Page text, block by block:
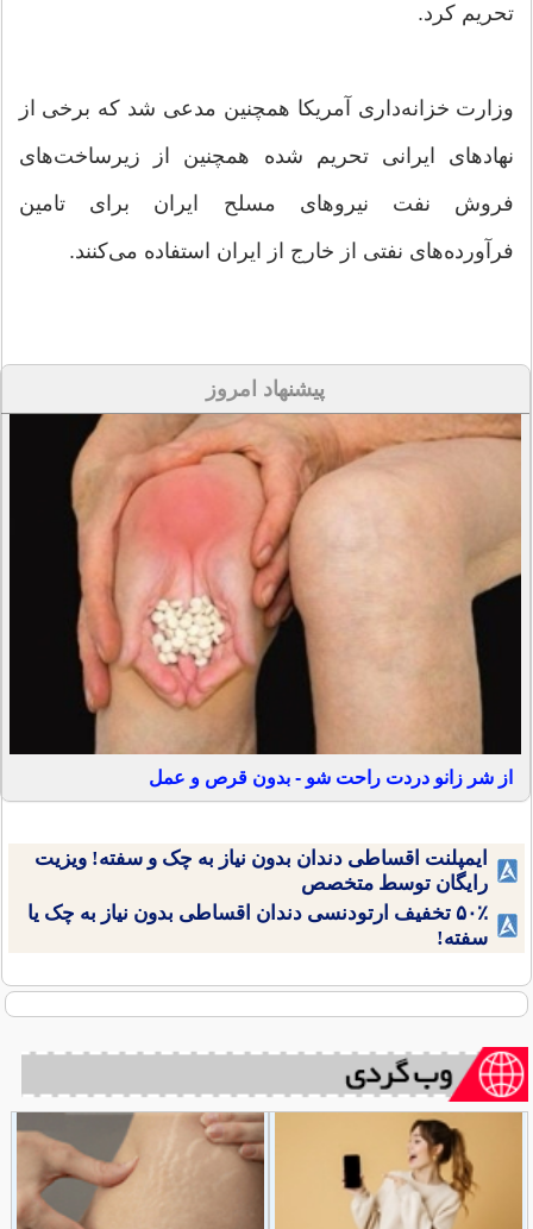
تحریم کرد.
وزارت خزانه‌داری آمریکا همچنین مدعی شد که برخی از
نهادهای ایرانی تحریم شده همچنین از زیرساخت‌های
فروش نفت نیروهای مسلح ایران برای تامین
فرآورده‌های نفتی از خارج از ایران استفاده می‌کنند.
پیشنهاد امروز
از شر زانو دردت راحت شو - بدون قرص و عمل
ایمپلنت اقساطی دندان بدون نیاز به چک و سفته! ویزیت
رایگان توسط متخصص
۵۰٪ تخفیف ارتودنسی دندان اقساطی بدون نیاز به چک یا
سفته!